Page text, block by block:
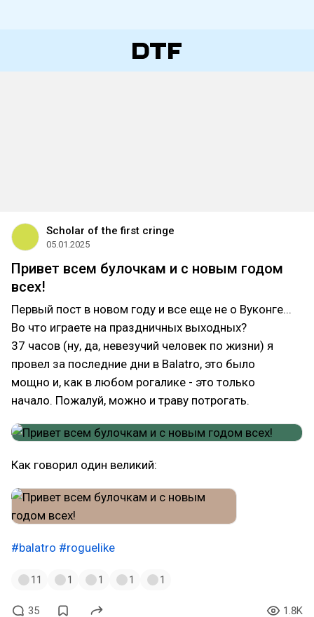
Scholar of the first cringe
05.01.2025
Привет всем булочкам и с новым годом
всех!
Первый пост в новом году и все еще не о Вуконге...
Во что играете на праздничных выходных?
37 часов (ну, да, невезучий человек по жизни) я
провел за последние дни в Balatro, это было
мощно и, как в любом рогалике - это только
начало. Пожалуй, можно и траву потрогать.
Как говорил один великий:
#balatro #roguelike
11 1 1 1 1
35 1.8K